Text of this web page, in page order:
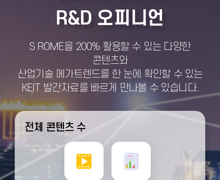
R&D 오피니언
S ROME을 200% 활용할 수 있는 다양한
콘텐츠와
산업기술 메가트렌드를 한 눈에 확인할 수 있는
KEIT 발간자료를 빠르게 만나볼 수 있습니다.
전체 콘텐츠 수